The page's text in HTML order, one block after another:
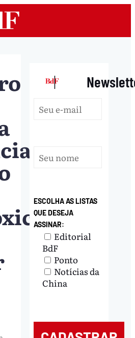
|
ESCOLHA AS LISTAS
QUE DESEJA
ASSINAR:
Editorial
BdF
Ponto
Notícias da
China